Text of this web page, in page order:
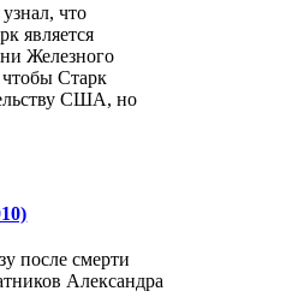
что
является
Железного
чтобы Старк
США, но
после смерти
Александра